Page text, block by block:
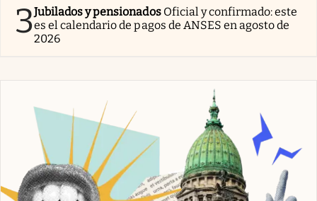
3Jubilados y pensionados Oficial y confirmado: este
es el calendario de pagos de ANSES en agosto de
2026